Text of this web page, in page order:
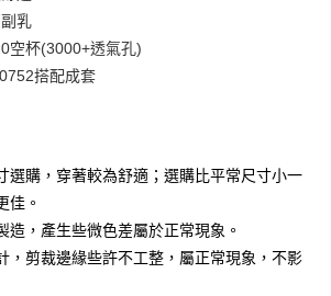
含以上)免運費
含以上)免運費
含以上)免運費
國專屬 查看運費
乳
空杯(3000+透氣孔)
搭配成套
選購，穿著較為舒適；選購比平常尺寸小一
佳。
，產生些微色差屬於正常現象。
，剪裁邊緣些許不工整，屬正常現象，不影